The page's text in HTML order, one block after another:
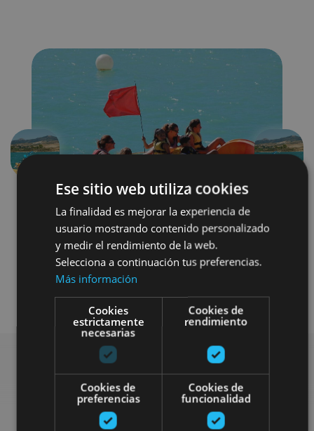
Bilatu plan gehiago
Ese sitio web utiliza cookies
La finalidad es mejorar la experiencia de
usuario mostrando contenido personalizado
y medir el rendimiento de la web.
Selecciona a continuación tus preferencias.
Más información
Cookies
estrictamente
necesarias
Cookies de
rendimiento
Cookies de
preferencias
Cookies de
funcionalidad